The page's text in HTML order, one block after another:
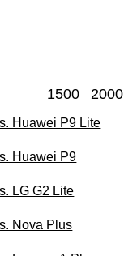
1500 2000
Huawei P9 Lite
Huawei P9
LG G2 Lite
Nova Plus